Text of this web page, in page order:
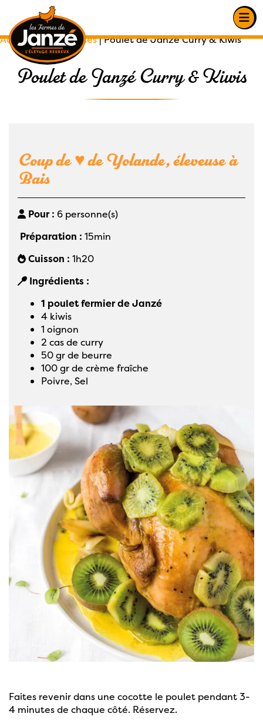
Accueil| Nos recettes|Poulet de Janzé Curry & Kiwis
Poulet de Janzé Curry & Kiwis
Coup de ♥ de Yolande, éleveuse à
Bais
Pour : 6 personne(s)
Préparation : 15min
Cuisson : 1h20
Ingrédients :
1 poulet fermier de Janzé
4 kiwis
1 oignon
2 cas de curry
50 gr de beurre
100 gr de crème fraîche
Poivre, Sel
Faites revenir dans une cocotte le poulet pendant 3-
4 minutes de chaque côté. Réservez.